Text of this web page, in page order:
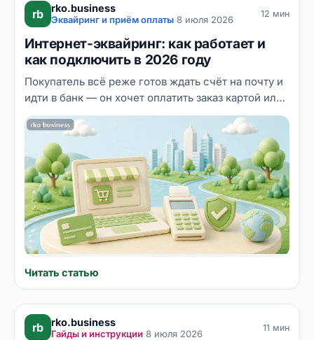
rb rko.business
Эквайринг и приём оплаты·8 июля 2026
12 мин
Интернет-эквайринг: как работает и
как подключить в 2026 году
Покупатель всё реже готов ждать счёт на почту и
идти в банк — он хочет оплатить заказ картой или
через СБП прямо на сайте за минуту. Интернет-
эквайринг решает именно эту задачу: превращает
ваш сайт, соцсеть или мессенджер в
полноценную точку продаж. Разбираем, как
устроен онлайн-платёж изнутри, сколько стоит
приём платежей и как подключить его пошагово
без лишних ошибок.
Читать статью
rb rko.business
Гайды и инструкции·8 июля 2026
11 мин